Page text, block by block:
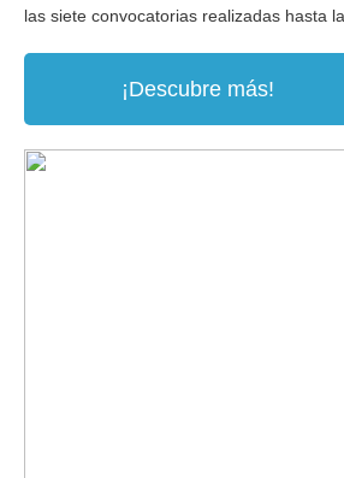
las siete convocatorias realizadas hasta
¡Descubre más!